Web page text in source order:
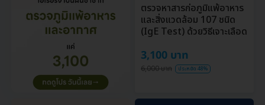
ตรวจหาสารก่อภูมิแพ้อาหาร
และสิ่งแวดล้อม 107 ชนิด
(IgE Test) ด้วยวิธีเจาะเลือด
3,100 บาท
6,000 บาท ประหยัด 48%